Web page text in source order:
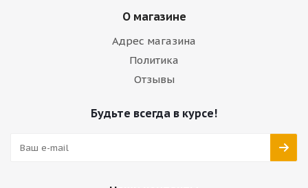
О магазине
Адрес магазина
Политика
Отзывы
Будьте всегда в курсе!